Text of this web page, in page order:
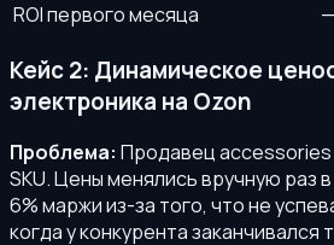
ROI первого месяца
—
Кейс 2: Динамическое
электроника на Ozon
Проблема: Продавец accessories
SKU. Цены менялись вручную раз
6% маржи из-за того, что не
когда у конкурента заканчивался